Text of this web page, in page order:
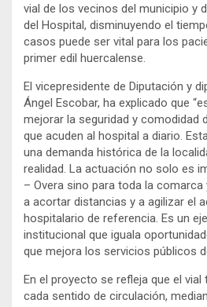
vial de los vecinos del municipio y
del Hospital, disminuyendo el
casos puede ser vital para los
primer edil huercalense.
El vicepresidente de Diputación y
Ángel Escobar, ha explicado que
mejorar la seguridad y comodidad
que acuden al hospital a diario.
una demanda histórica de la
realidad. La actuación no solo es
– Overa sino para toda la
a acortar distancias y a agilizar el
hospitalario de referencia. Es un
institucional que iguala
que mejora los servicios públicos
En el proyecto se refleja que el
cada sentido de circulación,